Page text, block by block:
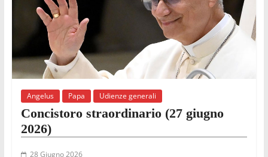
Angelus Papa Udienze generali
Concistoro straordinario (27 giugno
2026)
28 Giugno 2026